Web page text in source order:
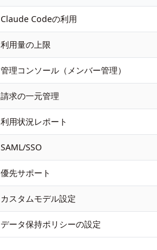
Claude Codeの利用
利用量の上限
管理コンソール（メンバー管理）
請求の一元管理
利用状況レポート
SAML/SSO
優先サポート
カスタムモデル設定
データ保持ポリシーの設定